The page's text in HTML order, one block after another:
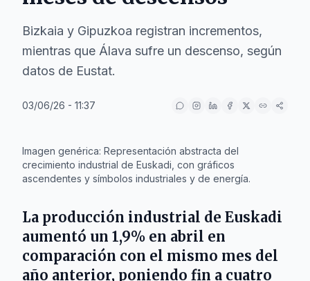
Bizkaia y Gipuzkoa registran incrementos,
mientras que Álava sufre un descenso, según
datos de Eustat.
03/06/26 - 11:37
Imagen genérica: Representación abstracta del
crecimiento industrial de Euskadi, con gráficos
ascendentes y símbolos industriales y de energía.
La producción industrial de Euskadi
aumentó un 1,9% en abril en
comparación con el mismo mes del
año anterior, poniendo fin a cuatro